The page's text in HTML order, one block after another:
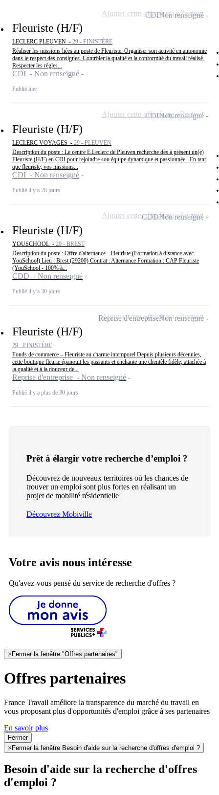
Fleuriste (H/F)
LECLERC PLEUVEN - 29 - FINISTÈRE
Réaliser les missions liées au poste de Fleuriste. Organiser son activité en autonomie
dans le respect des consignes. Contrôler la qualité et la conformité du travail réalisé.
Respecter les règles...
CDI - Non renseigné
Publié hier
CDINon renseigné
Ajouter cette offre à ma sélection
Fleuriste (H/F)
LECLERC VOYAGES - 29 - PLEUVEN
Description du poste : Le centre E.Leclerc de Pleuven recherche dès à présent un(e)
Fleuriste (H/F) en CDI pour rejoindre son équipe dynamique et passionnée . En tant
que fleuriste, vos missions...
CDI - Non renseigné
Publié il y a 28 jours
CDINon renseigné
Ajouter cette offre à ma sélection
Fleuriste (H/F)
YOUSCHOOL - 29 - BREST
Description du poste : Offre d'alternance - Fleuriste (Formation à distance avec
YouSchool) Lieu : Brest (29200) Contrat : Alternance Formation : CAP Fleuriste
(YouSchool - 100% à...
CDD - Non renseigné
Publié il y a 30 jours
CDDNon renseigné
Ajouter cette offre à ma sélection
Fleuriste (H/F)
29 - FINISTÈRE
Fonds de commerce – Fleuriste au charme intemporel Depuis plusieurs décennies,
cette boutique fleurie épanouit les passants et enchante une clientèle fidèle, attachée à
la qualité et à la douceur de...
Reprise d'entreprise - Non renseigné
Publié il y a plus de 30 jours
Reprise d'entrepriseNon renseigné
Ajouter cette offre à ma sélection
Prêt à élargir votre recherche d’emploi ?
Découvrez de nouveaux territoires où les chances de
trouver un emploi sont plus fortes en réalisant un
projet de mobilité résidentielle
Découvrez Mobiville
Votre avis nous intéresse
Qu'avez-vous pensé du service de recherche d'offres ?
× Fermer la fenêtre "Offres partenaires"
Offres partenaires
France Travail améliore la transparence du marché du travail en
vous proposant plus d'opportunités d'emploi grâce à ses partenaires
En savoir plus
Fermer
×Fermer la fenêtre Besoin d'aide sur la recherche d'offres d'emploi ?
Besoin d'aide sur la recherche d'offres
d'emploi ?